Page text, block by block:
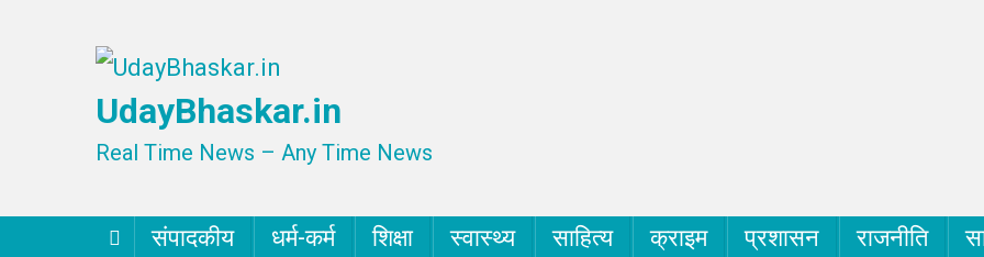
UdayBhaskar.in
Real Time News – Any Time News
संपादकीय धर्म-कर्म शिक्षा स्वास्थ्य साहित्य क्राइम प्रशासन राजनीति